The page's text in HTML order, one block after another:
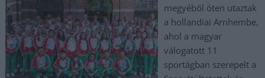
megyéből öten utaztak
a hollandiai Arnhembe,
ahol a magyar
válogatott 11
sportágban szerepelt a